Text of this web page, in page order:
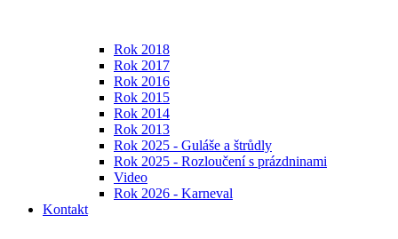
Rok 2018
Rok 2017
Rok 2016
Rok 2015
Rok 2014
Rok 2013
Rok 2025 - Guláše a štrůdly
Rok 2025 - Rozloučení s prázdninami
Video
Rok 2026 - Karneval
Kontakt